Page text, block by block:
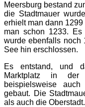
Meersburg bestand
die Stadtmauer
erhielt man dann
man schon 1233.
wurde ebenfalls noch
See hin erschlossen.
Es entstand, und
Marktplatz in der
beispielsweise
gebaut. Die
als auch die Oberstadt.